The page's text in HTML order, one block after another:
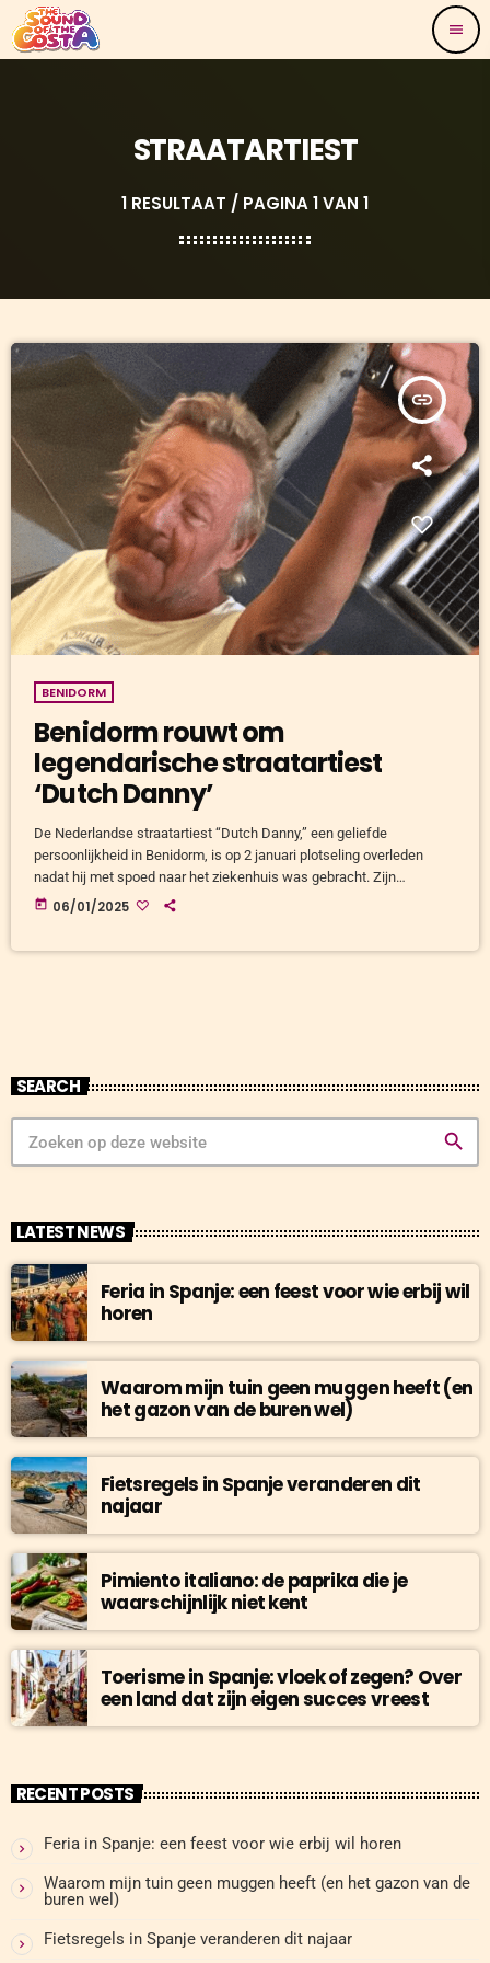
menu
STRAATARTIEST
1 RESULTAAT / PAGINA 1 VAN 1
insert_link
BENIDORM
Benidorm rouwt om
legendarische straatartiest
‘Dutch Danny’
De Nederlandse straatartiest “Dutch Danny,” een geliefde
persoonlijkheid in Benidorm, is op 2 januari plotseling overleden
nadat hij met spoed naar het ziekenhuis was gebracht. Zijn
overlijden heeft een golf van verdriet en respect teweeggebracht
today 06/01/2025
SEARCH
search
LATEST NEWS
Feria in Spanje: een feest voor wie erbij wil
horen
Waarom mijn tuin geen muggen heeft (en
het gazon van de buren wel)
Fietsregels in Spanje veranderen dit
najaar
Pimiento italiano: de paprika die je
waarschijnlijk niet kent
Toerisme in Spanje: vloek of zegen? Over
een land dat zijn eigen succes vreest
RECENT POSTS
Feria in Spanje: een feest voor wie erbij wil horen
Waarom mijn tuin geen muggen heeft (en het gazon van de
buren wel)
Fietsregels in Spanje veranderen dit najaar